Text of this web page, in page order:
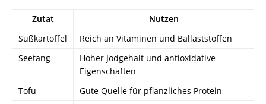
Zutat
Nutzen
Süßkartoffel
Reich an Vitaminen und Ballaststoffen
Seetang
Hoher Jodgehalt und antioxidative
Eigenschaften
Tofu
Gute Quelle für pflanzliches Protein